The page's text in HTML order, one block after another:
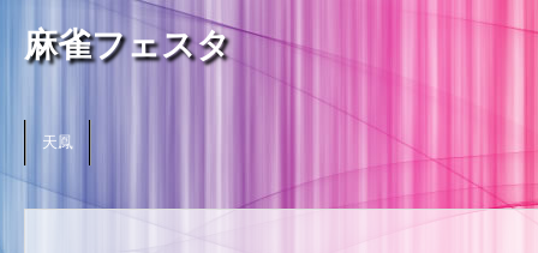
麻雀フェスタ
天鳳